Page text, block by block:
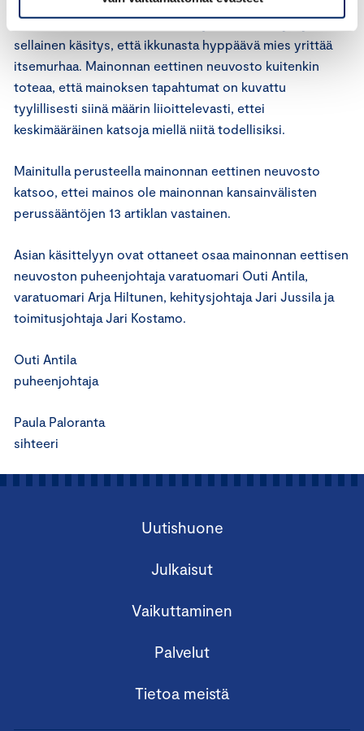
olosuhteissa. Yksittäiselle katsojalle saattaa syntyä
sellainen käsitys, että ikkunasta hyppäävä mies yrittää
itsemurhaa. Mainonnan eettinen neuvosto kuitenkin
toteaa, että mainoksen tapahtumat on kuvattu
tyylillisesti siinä määrin liioittelevasti, ettei
keskimääräinen katsoja miellä niitä todellisiksi.
Mainitulla perusteella mainonnan eettinen neuvosto
katsoo, ettei mainos ole mainonnan kansainvälisten
perussääntöjen 13 artiklan vastainen.
Asian käsittelyyn ovat ottaneet osaa mainonnan eettisen
neuvoston puheenjohtaja varatuomari Outi Antila,
varatuomari Arja Hiltunen, kehitysjohtaja Jari Jussila ja
toimitusjohtaja Jari Kostamo.
Outi Antila
puheenjohtaja
Paula Paloranta
sihteeri
Uutishuone
Julkaisut
Vaikuttaminen
Palvelut
Tietoa meistä